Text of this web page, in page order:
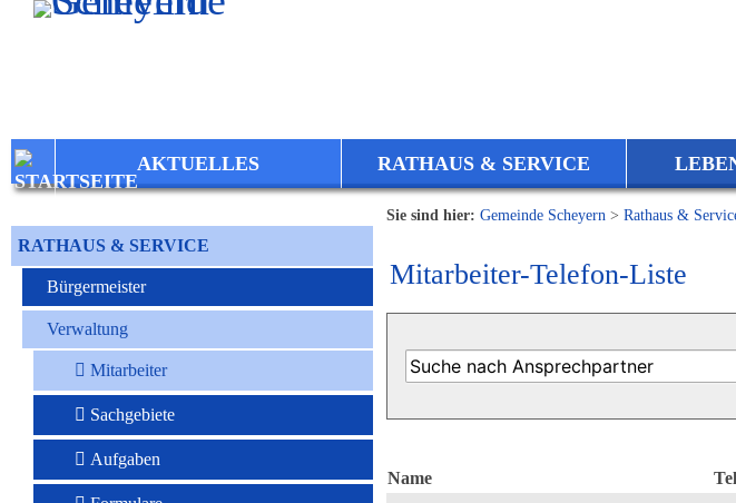
Zum Inhalt,zur Navigationoder
AKTUELLES RATHAUS & SERVICE
RATHAUS & SERVICE
Bürgermeister
Verwaltung
Mitarbeiter
Sachgebiete
Aufgaben
Sie sind hier: Gemeinde Scheyern > Rathaus &
Mitarbeiter-Telefon-Liste
Name